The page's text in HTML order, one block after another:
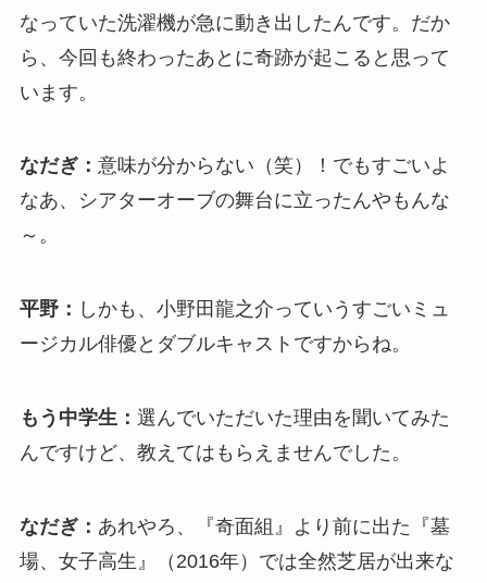
なっていた洗濯機が急に動き出したんです。だか
ら、今回も終わったあとに奇跡が起こると思って
います。
なだぎ： 意味が分からない（笑）！でもすごいよ
なあ、シアターオーブの舞台に立ったんやもんな
～。
平野： しかも、小野田龍之介っていうすごいミュ
ージカル俳優とダブルキャストですからね。
もう中学生： 選んでいただいた理由を聞いてみた
んですけど、教えてはもらえませんでした。
なだぎ： あれやろ、『奇面組』より前に出た『墓
場、女子高生』（2016年）では全然芝居が出来な